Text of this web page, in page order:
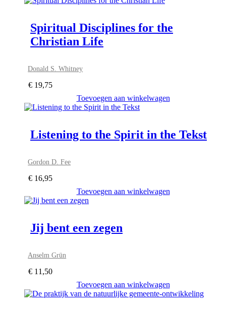
Spiritual Disciplines for the
Christian Life
Donald S. Whitney
€ 19,75
Toevoegen aan winkelwagen
Listening to the Spirit in the Tekst
Gordon D. Fee
€ 16,95
Toevoegen aan winkelwagen
Jij bent een zegen
Anselm Grün
€ 11,50
Toevoegen aan winkelwagen